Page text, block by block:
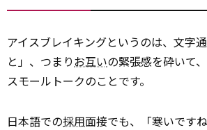
アイスブレイキングというのは、文字
と」、つまりお互いの緊張感を砕いて
スモールトークのことです。
日本語での採用面接でも、「寒いです